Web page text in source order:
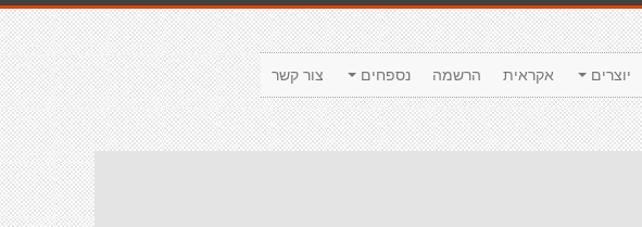
צור קשר נספחים הרשמה אקראית יוצרים